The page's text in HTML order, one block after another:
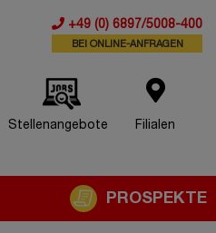
+49 (0) 6897/5008-400
BEI ONLINE-ANFRAGEN
Stellenangebote Filialen
PROSPEKTE